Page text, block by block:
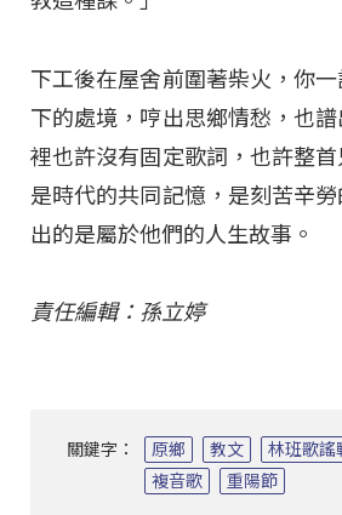
下工後在屋舍前圍著柴火，你
下的處境，哼出思鄉情愁，也
裡也許沒有固定歌詞，也許整
是時代的共同記憶，是刻苦辛
出的是屬於他們的人生故事。
責任編輯：孫立婷
關鍵字： 原鄉 教文 林班歌謠
複音歌
重陽節